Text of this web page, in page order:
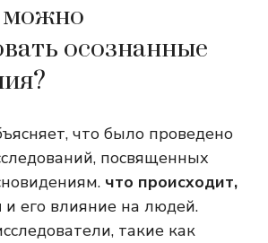
можно
осознанные
что было проведено
посвященных
что происходит,
и его влияние на людей.
такие как